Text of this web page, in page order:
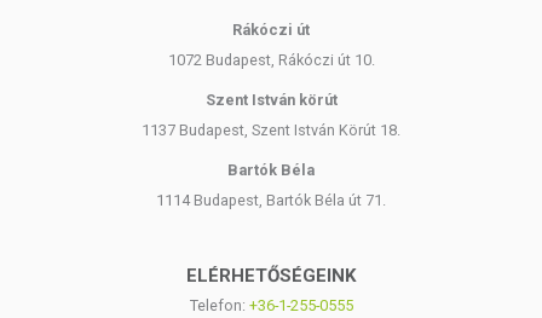
Rákóczi út
1072 Budapest, Rákóczi út 10.
Szent István körút
1137 Budapest, Szent István Körút 18.
Bartók Béla
1114 Budapest, Bartók Béla út 71.
ELÉRHETŐSÉGEINK
Telefon: +36-1-255-0555